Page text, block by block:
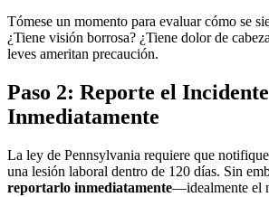
Tómese un momento para evaluar cómo se
¿Tiene visión borrosa? ¿Tiene dolor de
leves ameritan precaución.
Paso 2: Reporte el Incidente
Inmediatamente
La ley de Pennsylvania requiere que
una lesión laboral dentro de 120 días. Sin
reportarlo inmediatamente—idealmente el